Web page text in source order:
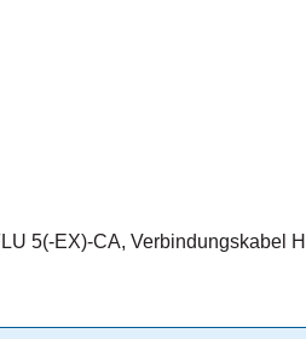
5(-EX)-CA,